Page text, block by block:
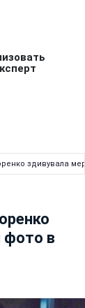
здивувала
фото в